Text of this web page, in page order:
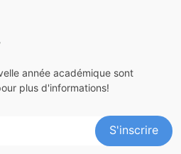
année académique sont
plus d'informations!